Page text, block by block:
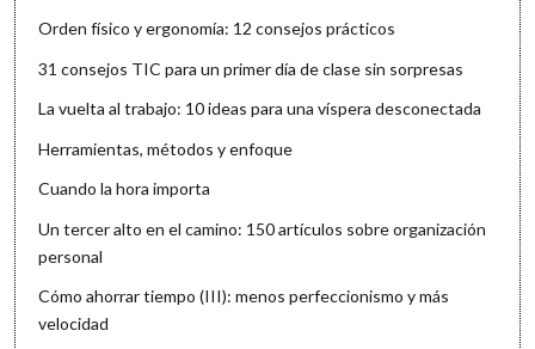
Orden físico y ergonomía: 12 consejos prácticos
31 consejos TIC para un primer día de clase sin sorpresas
La vuelta al trabajo: 10 ideas para una víspera desconectada
Herramientas, métodos y enfoque
Cuando la hora importa
Un tercer alto en el camino: 150 artículos sobre organización
personal
Cómo ahorrar tiempo (III): menos perfeccionismo y más
velocidad